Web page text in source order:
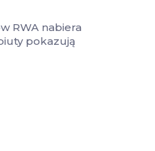
RWA nabiera
pokazują